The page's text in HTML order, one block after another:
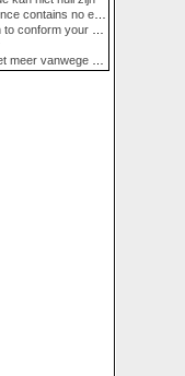
no elements
your not a bot
nieuwe webadres